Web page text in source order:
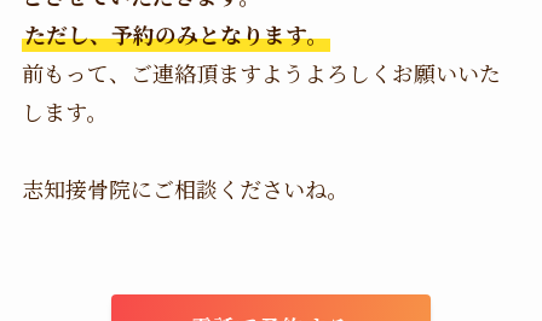
ただし、予約のみとなります。
前もって、ご連絡頂ますようよろしくお願いいた
します。
志知接骨院にご相談くださいね。